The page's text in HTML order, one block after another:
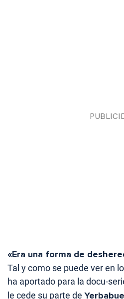
«Era una forma de
Tal y como se puede ver en
ha aportado para la docu-
le cede su parte de